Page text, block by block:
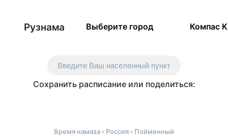
Рузнама Выберите город Компас
Введите Ваш населенный пункт
Сохранить расписание или поделиться:
Время намаза › Россия › Пойменный